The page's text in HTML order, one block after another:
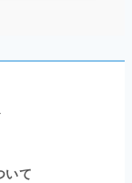
いて